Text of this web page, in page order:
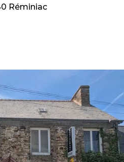
Réminiac